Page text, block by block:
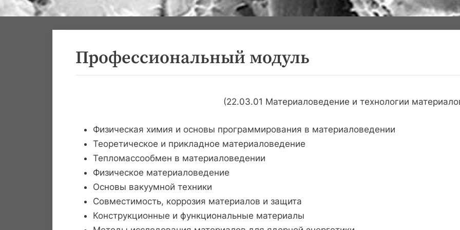
Профессиональный модуль
(22.03.01 Материаловедение и технологии
Физическая химия и основы программирования в материаловедении
Теоретическое и прикладное материаловедение
Тепломассообмен в материаловедении
Физическое материаловедение
Основы вакуумной техники
Совместимость, коррозия материалов и защита
Конструкционные и функциональные материалы